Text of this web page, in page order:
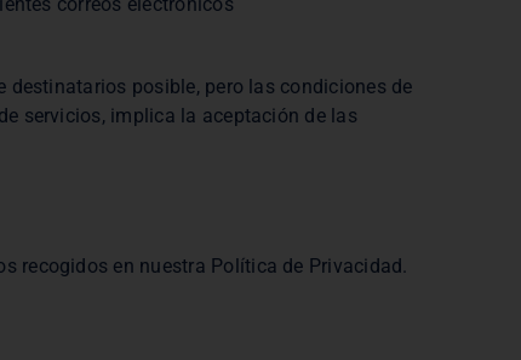
correos electrónicos
destinatarios posible, pero las condiciones de
servicios, implica la aceptación de las
recogidos en nuestra Política de Privacidad.